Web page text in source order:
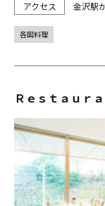
金沢駅
各国料理
Ｒｅｓｔａｕｒ